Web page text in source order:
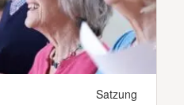
Satzung